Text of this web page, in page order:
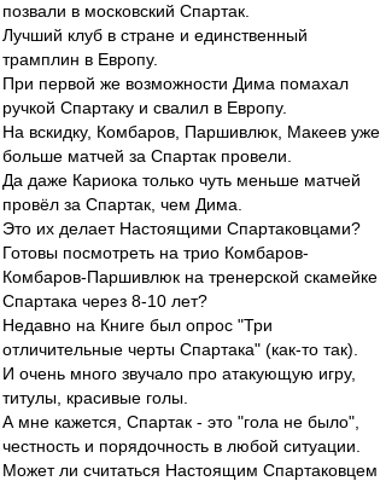
позвали в московский Спартак.
Лучший клуб в стране и единственный
трамплин в Европу.
При первой же возможности Дима помахал
ручкой Спартаку и свалил в Европу.
На вскидку, Комбаров, Паршивлюк, Макеев уже
больше матчей за Спартак провели.
Да даже Кариока только чуть меньше матчей
провёл за Спартак, чем Дима.
Это их делает Настоящими Спартаковцами?
Готовы посмотреть на трио Комбаров-
Комбаров-Паршивлюк на тренерской скамейке
Спартака через 8-10 лет?
Недавно на Книге был опрос "Три
отличительные черты Спартака" (как-то так).
И очень много звучало про атакующую игру,
титулы, красивые голы.
А мне кажется, Спартак - это "гола не было",
честность и порядочность в любой ситуации.
Может ли считаться Настоящим Спартаковцем